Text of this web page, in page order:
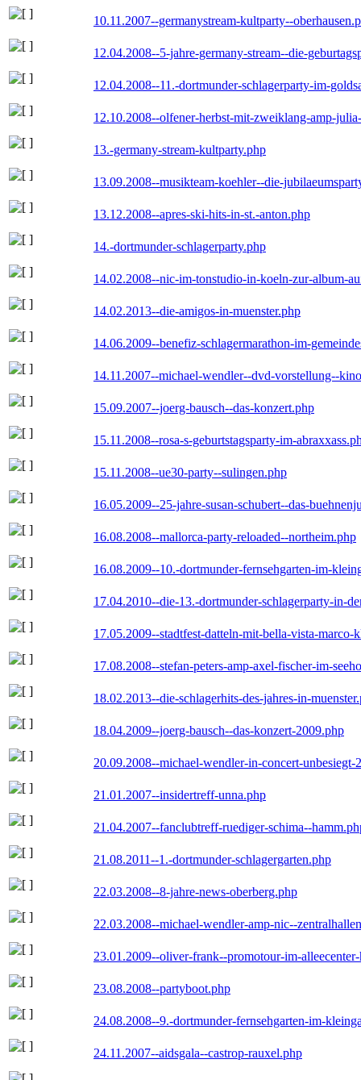
10.11.2007--germanystream-kultparty--
12.04.2008--5-jahre-germany-stream--die-
12.04.2008--11.-dortmunder-schlagerparty-im-
12.10.2008--olfener-herbst-mit-zweiklang-amp-
13.-germany-stream-kultparty.php
13.09.2008--musikteam-koehler--die-
13.12.2008--apres-ski-hits-in-st.-anton.php
14.-dortmunder-schlagerparty.php
14.02.2008--nic-im-tonstudio-in-koeln-zur-album-
14.02.2013--die-amigos-in-muenster.php
14.06.2009--benefiz-schlagermarathon-im-
14.11.2007--michael-wendler--dvd-vorstellung--
15.09.2007--joerg-bausch--das-konzert.php
15.11.2008--rosa-s-geburtstagsparty-im-
15.11.2008--ue30-party--sulingen.php
16.05.2009--25-jahre-susan-schubert--das-
16.08.2008--mallorca-party-reloaded--northeim.php
16.08.2009--10.-dortmunder-fernsehgarten-im-
17.04.2010--die-13.-dortmunder-schlagerparty-in-
17.05.2009--stadtfest-datteln-mit-bella-vista-marco-
17.08.2008--stefan-peters-amp-axel-fischer-im-
18.02.2013--die-schlagerhits-des-jahres-in-
18.04.2009--joerg-bausch--das-konzert-2009.php
20.09.2008--michael-wendler-in-concert-unbesiegt-
21.01.2007--insidertreff-unna.php
21.04.2007--fanclubtreff-ruediger-schima--
21.08.2011--1.-dortmunder-schlagergarten.php
22.03.2008--8-jahre-news-oberberg.php
22.03.2008--michael-wendler-amp-nic--
23.01.2009--oliver-frank--promotour-im-
23.08.2008--partyboot.php
24.08.2008--9.-dortmunder-fernsehgarten-im-
24.11.2007--aidsgala--castrop-rauxel.php